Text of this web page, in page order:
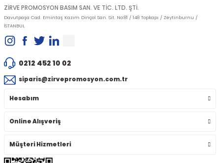
ZİRVE PROMOSYON BASIM SAN. VE TİC. LTD. ŞTİ.
Davutpaşa Cad. Emintaş Kazım Dinçol San. Sit. No:81 / 148 Topkapı / Zeytinburnu /
İSTANBUL
0212 452 10 02
siparis@zirvepromosyon.com.tr
Hesabım
Online Alışveriş
Müşteri Hizmetleri